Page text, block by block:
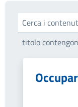
Cerca i
titolo